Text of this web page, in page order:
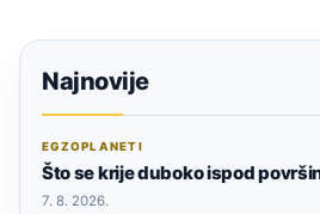
Najnovije
EGZOPLANETI
Što se krije duboko ispod
7. 8. 2026.